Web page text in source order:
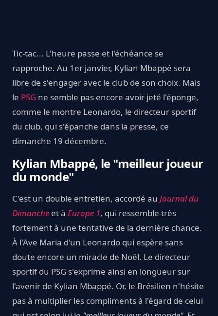
Tic-tac... L'heure passe et l'échéance se
rapproche. Au 1er janvier, Kylian Mbappé sera
libre de s'engager avec le club de son choix. Mais
le PSG ne semble pas encore avoir jeté l'éponge,
comme le montre Leonardo, le directeur sportif
du club, qui s'épanche dans la presse, ce
dimanche 19 décembre.
Kylian Mbappé, le "meilleur joueur
du monde"
C'est un double entretien, accordé au Journal du
Dimanche et à Europe 1, qui ressemble très
fortement à une tentative de la dernière chance.
À l'Ave Maria d'un Leonardo qui espère sans
doute encore un miracle de Noël. Le directeur
sportif du PSG s'exprime ainsi en longueur sur
l'avenir de Kylian Mbappé. Or, le Brésilien n'hésite
pas à multiplier les compliments à l'égard de celui